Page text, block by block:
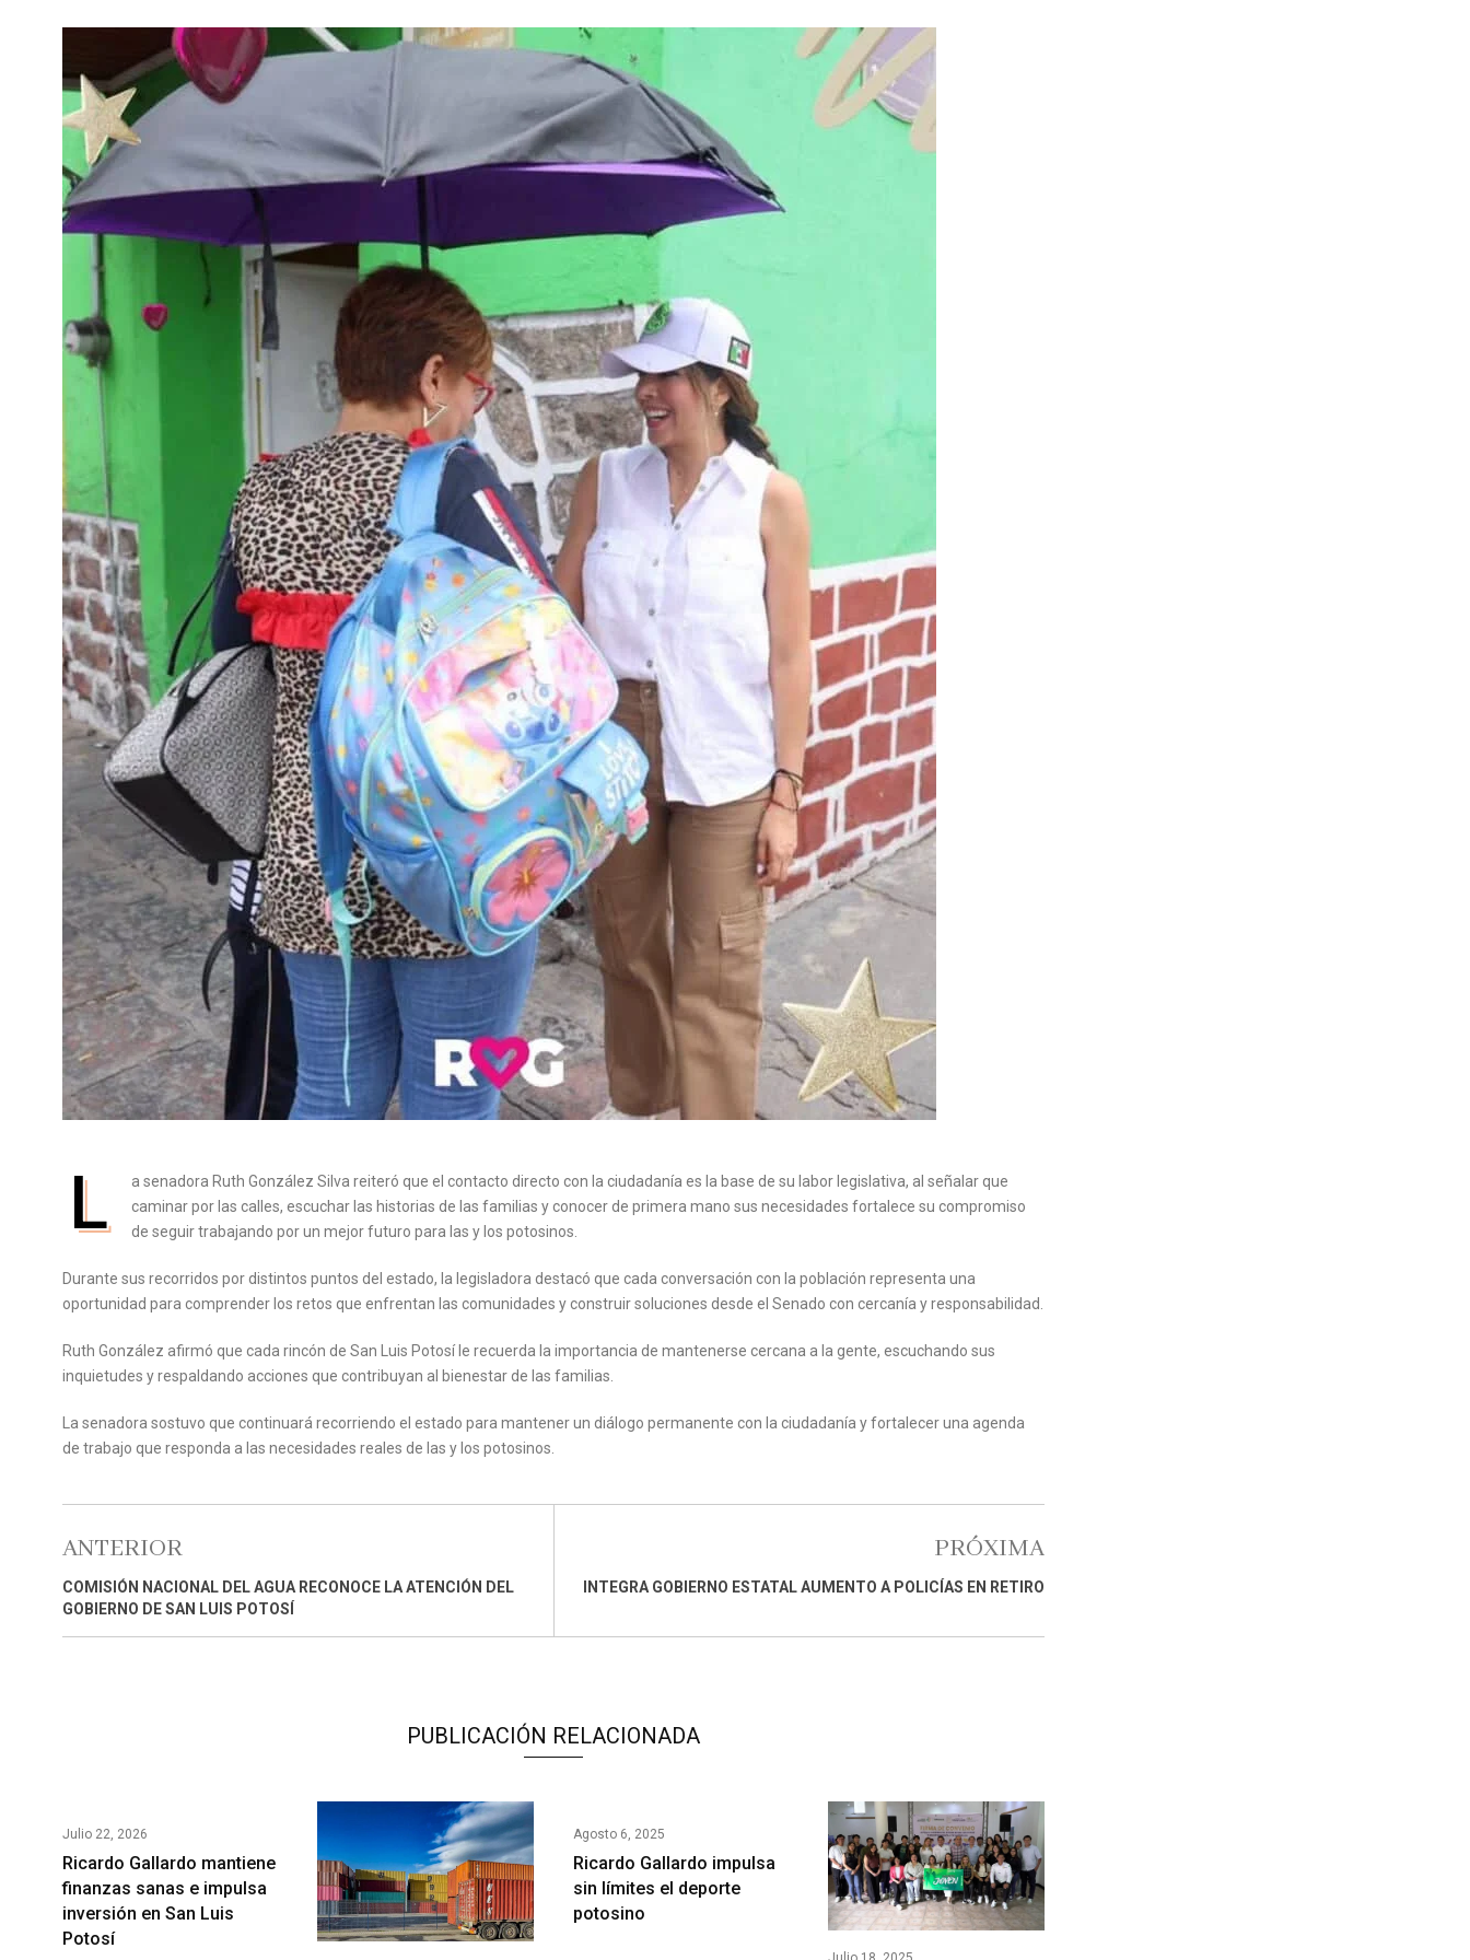
L
a senadora Ruth González Silva reiteró que el contacto directo con la ciudadanía es la base de su labor legislativa, al señalar que
caminar por las calles, escuchar las historias de las familias y conocer de primera mano sus necesidades fortalece su compromiso
de seguir trabajando por un mejor futuro para las y los potosinos.
Durante sus recorridos por distintos puntos del estado, la legisladora destacó que cada conversación con la población representa una
oportunidad para comprender los retos que enfrentan las comunidades y construir soluciones desde el Senado con cercanía y responsabilidad.
Ruth González afirmó que cada rincón de San Luis Potosí le recuerda la importancia de mantenerse cercana a la gente, escuchando sus
inquietudes y respaldando acciones que contribuyan al bienestar de las familias.
La senadora sostuvo que continuará recorriendo el estado para mantener un diálogo permanente con la ciudadanía y fortalecer una agenda
de trabajo que responda a las necesidades reales de las y los potosinos.
ANTERIOR
COMISIÓN NACIONAL DEL AGUA RECONOCE LA ATENCIÓN DEL
GOBIERNO DE SAN LUIS POTOSÍ
PRÓXIMA
INTEGRA GOBIERNO ESTATAL AUMENTO A POLICÍAS EN RETIRO
PUBLICACIÓN RELACIONADA
Julio 22, 2026
Ricardo Gallardo mantiene
finanzas sanas e impulsa
inversión en San Luis
Potosí
Agosto 6, 2025
Ricardo Gallardo impulsa
sin límites el deporte
potosino